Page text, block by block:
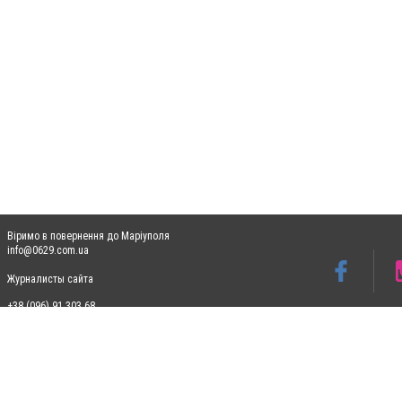
Віримо в повернення до Маріуполя
info@0629.com.ua
Журналисты сайта
+38 (096) 91 303 68